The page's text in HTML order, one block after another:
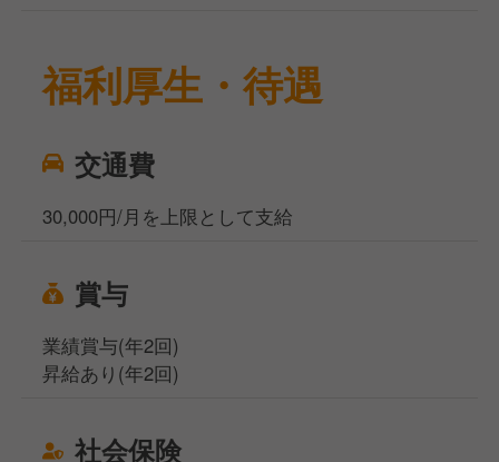
福利厚生・待遇
交通費
30,000円/月を上限として支給
賞与
業績賞与(年2回)
昇給あり(年2回)
社会保険